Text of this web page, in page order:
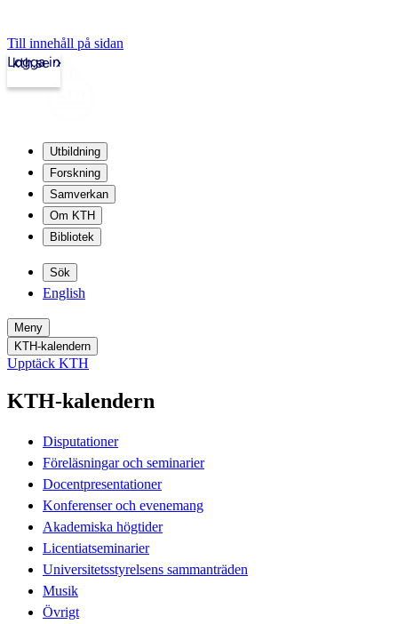
Till innehåll på sidan
kth.se
Logga in
Utbildning
Forskning
Samverkan
Om KTH
Bibliotek
Sök
English
Meny
KTH-kalendern
Upptäck KTH
KTH-kalendern
Disputationer
Föreläsningar och seminarier
Docentpresentationer
Konferenser och evenemang
Akademiska högtider
Licentiatseminarier
Universitetsstyrelsens sammanträden
Musik
Övrigt